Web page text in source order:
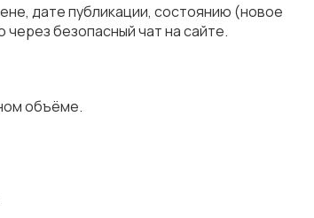
дате публикации, состоянию (новое
безопасный чат на сайте.
объёме.